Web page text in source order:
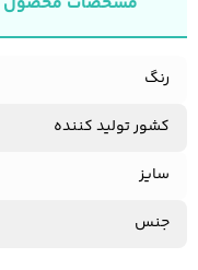
رنگ
کشور تولید کننده
سایز
جنس